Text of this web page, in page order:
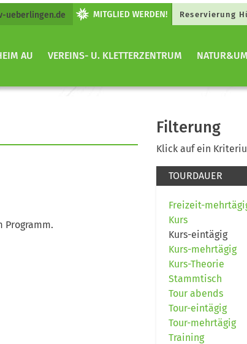
ueberlingen.de Reservierung
AU VEREINS- U. KLETTERZENTRUM
Programm.
Filterung
Klick auf ein
TOURDAUER
Freizeit-
Kurs
Kurs-eintägig
Kurs-mehrtägig
Kurs-Theorie
Stammtisch
Tour abends
Tour-eintägig
Tour-mehrtägig
Training